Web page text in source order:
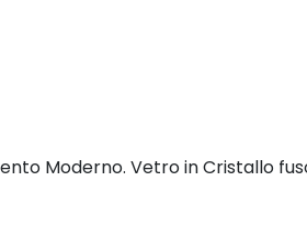
Moderno. Vetro in Cristallo